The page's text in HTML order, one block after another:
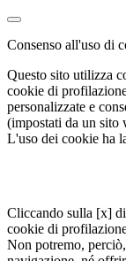
Consenso all'uso di
Questo sito utilizza
cookie di
personalizzate e
(impostati da un sito
L'uso dei cookie ha
Cliccando sulla [x] di
cookie di
Non potremo,